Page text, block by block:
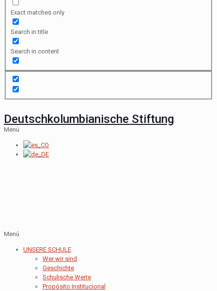
Exact matches only
Search in title
Search in content
Deutschkolumbianische Stiftung
Menú
Menú
UNSERE SCHULE
Wer wir sind
Geschichte
Schulische Werte
Propósito Institucional